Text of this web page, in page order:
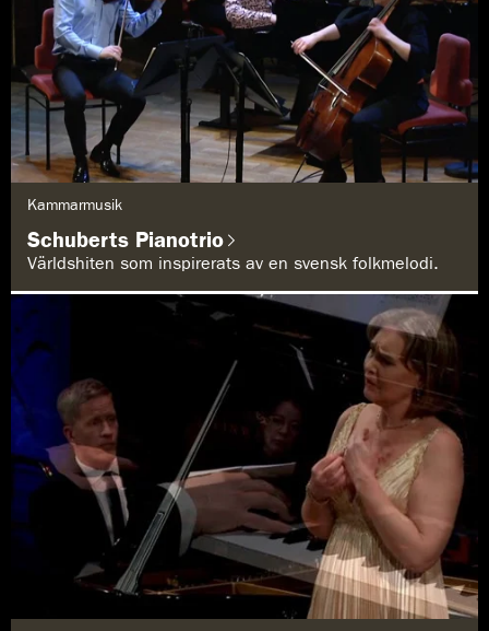
Kammarmusik
Schuberts Pianotrio
Världshiten som inspirerats av en svensk folkmelodi.